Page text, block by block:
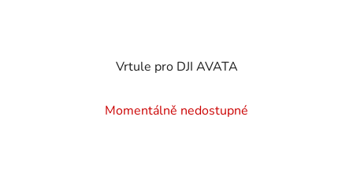
Vrtule pro DJI AVATA
Momentálně nedostupné